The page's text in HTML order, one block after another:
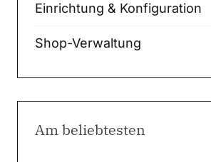
Einrichtung & Konfiguration
Shop-Verwaltung
Am beliebtesten